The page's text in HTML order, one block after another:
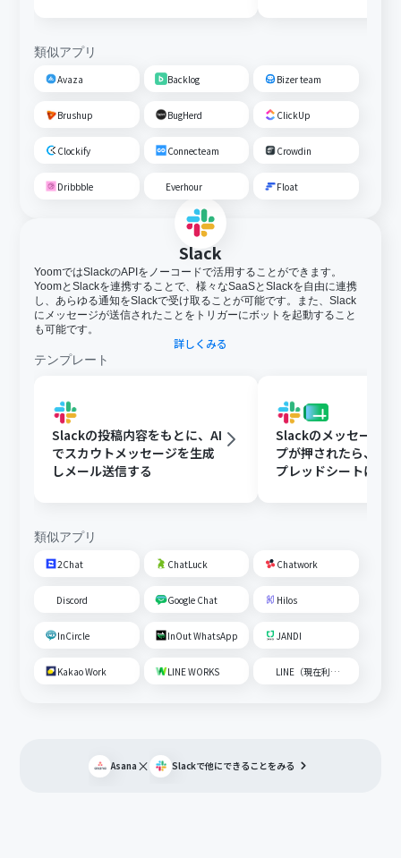
類似アプリ
Avaza Backlog Bizer team
Brushup BugHerd ClickUp
Clockify Connecteam Crowdin
Dribbble Everhour Float
Slack
YoomではSlackのAPIをノーコードで活用することができます。
YoomとSlackを連携することで、様々なSaaSとSlackを自由に連携
し、あらゆる通知をSlackで受け取ることが可能です。また、Slack
にメッセージが送信されたことをトリガーにボットを起動すること
も可能です。
詳しくみる
テンプレート
Slackの投稿内容をもとに、AI
でスカウトメッセージを生成
しメール送信する
Slackのメッセージに
プが押されたら、
プレッドシートにメ
類似アプリ
2Chat ChatLuck Chatwork
Discord Google Chat Hilos
InCircle InOut WhatsApp JANDI
Kakao Work LINE WORKS LINE（現在利用不可）
Asana × Slackで他にできることをみる